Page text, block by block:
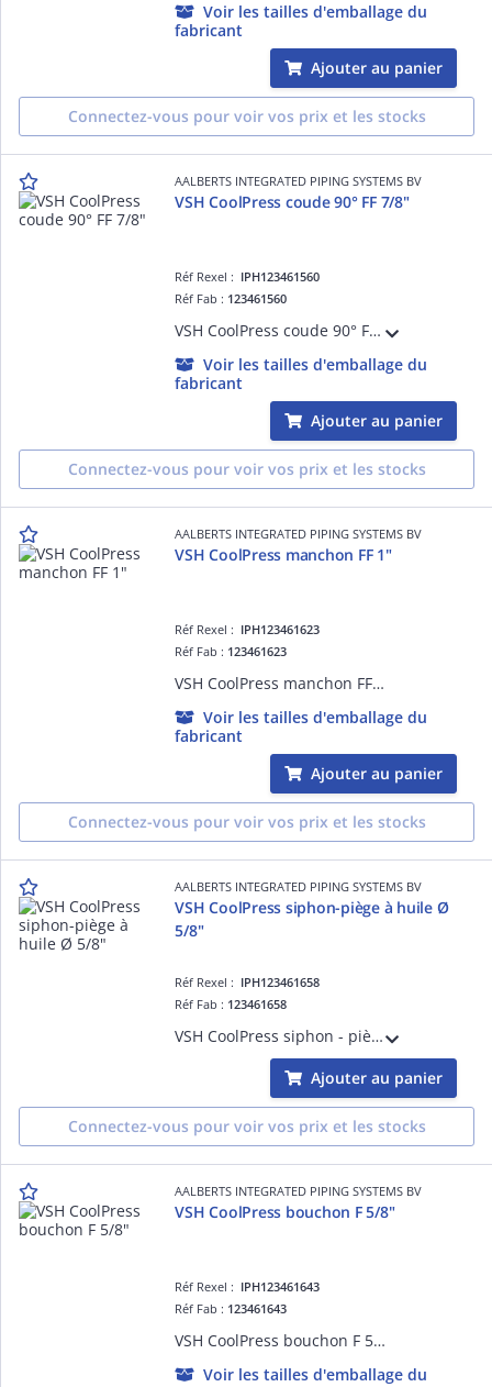
Voir les tailles d'emballage du
fabricant
Ajouter au panier
Connectez-vous pour voir vos prix et les stocks
AALBERTS INTEGRATED PIPING SYSTEMS BV
VSH CoolPress coude 90° FF 7/8"
Réf Rexel : IPH123461560
Réf Fab : 123461560
VSH CoolPress coude 90° FF 7/8"
Voir les tailles d'emballage du
fabricant
Ajouter au panier
Connectez-vous pour voir vos prix et les stocks
AALBERTS INTEGRATED PIPING SYSTEMS BV
VSH CoolPress manchon FF 1"
Réf Rexel : IPH123461623
Réf Fab : 123461623
VSH CoolPress manchon FF 1"
Voir les tailles d'emballage du
fabricant
Ajouter au panier
Connectez-vous pour voir vos prix et les stocks
AALBERTS INTEGRATED PIPING SYSTEMS BV
VSH CoolPress siphon-piège à huile Ø
5/8"
Réf Rexel : IPH123461658
Réf Fab : 123461658
VSH CoolPress siphon - piège à huile Ø 5/8"
Ajouter au panier
Connectez-vous pour voir vos prix et les stocks
AALBERTS INTEGRATED PIPING SYSTEMS BV
VSH CoolPress bouchon F 5/8"
Réf Rexel : IPH123461643
Réf Fab : 123461643
VSH CoolPress bouchon F 5/8"
Voir les tailles d'emballage du